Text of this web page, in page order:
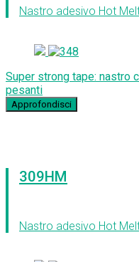
Nastro adesivo Hot
Super strong tape: nastro
pesanti
Approfondisci
309HM
Nastro adesivo Hot